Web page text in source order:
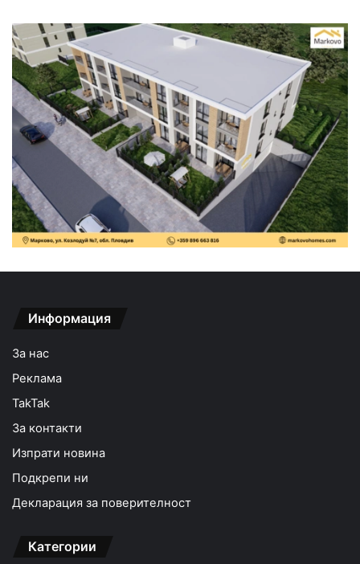
Информация
За нас
Реклама
TakTak
За контакти
Изпрати новина
Подкрепи ни
Декларация за поверителност
Категории